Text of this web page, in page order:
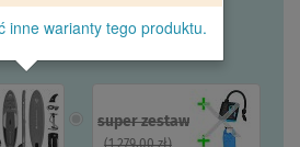
inne warianty tego produktu.
super zestaw